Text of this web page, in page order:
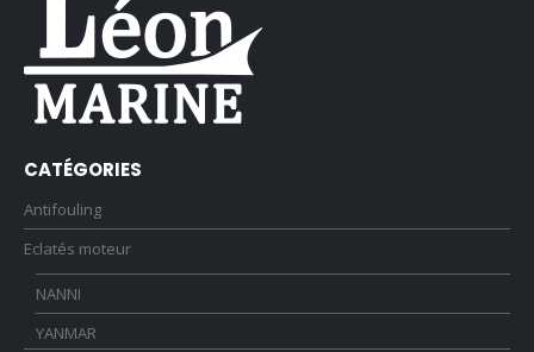
CATÉGORIES
Antifouling
Eclatés moteur
NANNI
YANMAR